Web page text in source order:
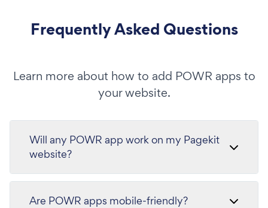
Frequently Asked Questions
Learn more about how to add POWR apps to
your website.
Will any POWR app work on my Pagekit
website?
Are POWR apps mobile-friendly?